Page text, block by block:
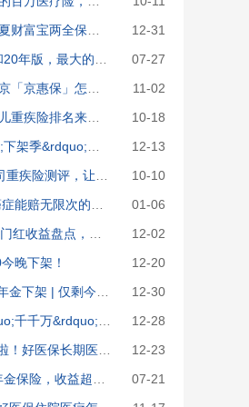
仅售15天的华夏财富宝两全保险（分红型）测评：认真抢你就输了!
12-31
好医保6年版和20年版，最大的区别是这里
07-27
79元一年的北京「京惠保」怎么样？要不要买？
11-02
10月，最新少儿重疾险排名来了！给娃买重疾险，我只推荐这4款
10-18
12月，&ldquo;下架季&rdquo;最后一期百万医疗险排名来袭！这6款抢疯了！
12-13
Top20的大公司重疾险测评，让人眼前一亮！
10-10
达尔文6号 | 癌症能赔无限次的重疾险，我找到了！
01-06
大公司2022开门红收益盘点，你被割韭菜了吗？
12-02
晚下架！
12-20
光明慧选养老年金下架 | 仅剩今天，抢高端养老社区入住资格！
12-30
下架产品&ldquo;千千万&rdquo;，唯这8款NO.1！
12-28
支付宝放大招啦！好医保长期医疗20年版怎么样？与好医保长期医疗比哪个更好？
12-23
4款顶级养老年金保险，收益超出你想象！
07-21